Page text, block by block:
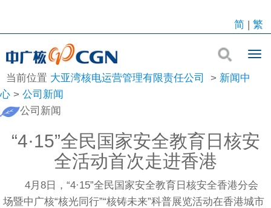
简| 繁
当前位置 大亚湾核电运营管理有限责任公司 > 新闻中
心 > 公司新闻
公司新闻
“4·15”全民国家安全教育日核安
全活动首次走进香港
4月8日，“4·15”全民国家安全教育日核安全香港分会
场暨中广核“核光同行”“核铸未来”科普展览活动在香港城市